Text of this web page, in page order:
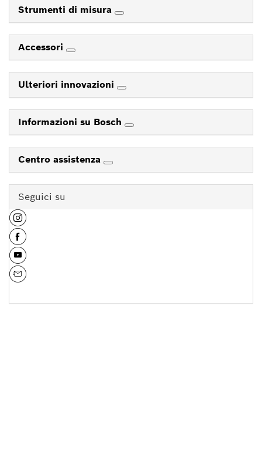
Strumenti di misura
Accessori
Ulteriori innovazioni
Informazioni su Bosch
Centro assistenza
Seguici su